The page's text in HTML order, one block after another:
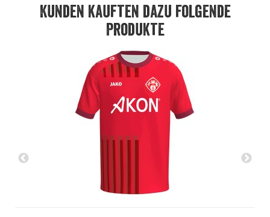
Kunden kauften dazu folgende
Produkte